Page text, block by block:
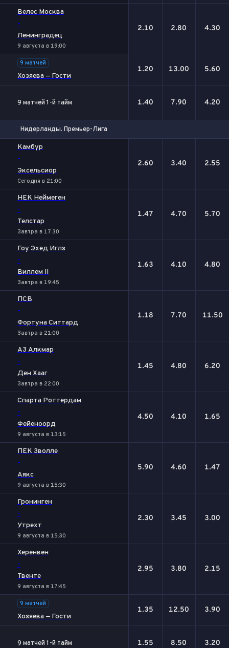
Велес Москва
-
Ленинградец
9 августа в 19:00
2.10 2.80 4.30
9 матчей
Хозяева — Гости
1.20 13.00 5.60
9 матчей 1-й тайм 1.40 7.90 4.20
Нидерланды. Премьер-Лига
Камбур
-
Эксельсиор
Сегодня в 21:00
2.60 3.40 2.55
НЕК Неймеген
-
Телстар
Завтра в 17:30
1.47 4.70 5.70
Гоу Эхед Иглз
-
Виллем II
Завтра в 19:45
1.63 4.10 4.80
ПСВ
-
Фортуна Ситтард
Завтра в 21:00
1.18 7.70 11.50
АЗ Алкмар
-
Ден Хааг
Завтра в 22:00
1.45 4.80 6.20
Спарта Роттердам
-
Фейеноорд
9 августа в 13:15
4.50 4.10 1.65
ПЕК Зволле
-
Аякс
9 августа в 15:30
5.90 4.60 1.47
Гронинген
-
Утрехт
9 августа в 15:30
2.30 3.45 3.00
Херенвен
-
Твенте
9 августа в 17:45
2.95 3.80 2.15
9 матчей
Хозяева — Гости
1.35 12.50 3.90
9 матчей 1-й тайм 1.55 8.50 3.20